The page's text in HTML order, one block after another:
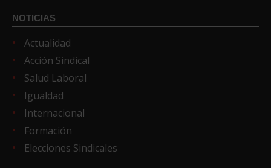
NOTICIAS
Actualidad
Acción Sindical
Salud Laboral
Igualdad
Internacional
Formación
Elecciones Sindicales